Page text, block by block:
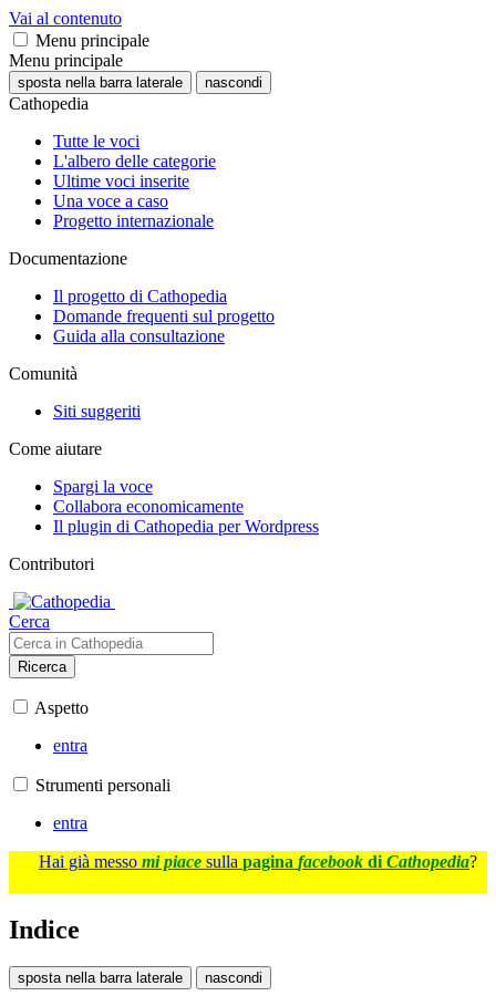
Vai al contenuto
Menu principale
Menu principale
sposta nella barra laterale nascondi
Cathopedia
Tutte le voci
L'albero delle categorie
Ultime voci inserite
Una voce a caso
Progetto internazionale
Documentazione
Il progetto di Cathopedia
Domande frequenti sul progetto
Guida alla consultazione
Comunità
Siti suggeriti
Come aiutare
Spargi la voce
Collabora economicamente
Il plugin di Cathopedia per Wordpress
Contributori
Cerca
Ricerca
Aspetto
entra
Strumenti personali
entra
Hai già messo mi piace sulla pagina facebook di Cathopedia?
Indice
sposta nella barra laterale nascondi